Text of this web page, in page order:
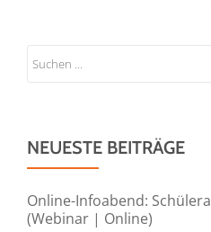
NEUESTE BEITRÄGE
Online-Infoabend:
(Webinar | Online)